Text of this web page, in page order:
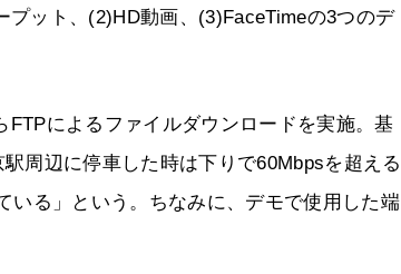
ット、(2)HD動画、(3)FaceTimeの3つのデ
によるファイルダウンロードを実施。基
周辺に停車した時は下りで60Mbpsを超える
いる」という。ちなみに、デモで使用した端